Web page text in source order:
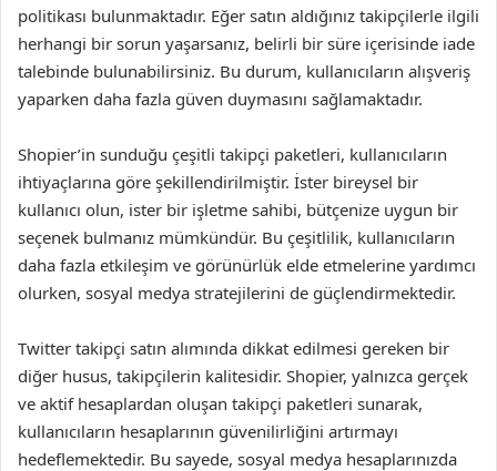
politikası bulunmaktadır. Eğer satın aldığınız takipçilerle ilgili
herhangi bir sorun yaşarsanız, belirli bir süre içerisinde iade
talebinde bulunabilirsiniz. Bu durum, kullanıcıların alışveriş
yaparken daha fazla güven duymasını sağlamaktadır.
Shopier’in sunduğu çeşitli takipçi paketleri, kullanıcıların
ihtiyaçlarına göre şekillendirilmiştir. İster bireysel bir
kullanıcı olun, ister bir işletme sahibi, bütçenize uygun bir
seçenek bulmanız mümkündür. Bu çeşitlilik, kullanıcıların
daha fazla etkileşim ve görünürlük elde etmelerine yardımcı
olurken, sosyal medya stratejilerini de güçlendirmektedir.
Twitter takipçi satın alımında dikkat edilmesi gereken bir
diğer husus, takipçilerin kalitesidir. Shopier, yalnızca gerçek
ve aktif hesaplardan oluşan takipçi paketleri sunarak,
kullanıcıların hesaplarının güvenilirliğini artırmayı
hedeflemektedir. Bu sayede, sosyal medya hesaplarınızda